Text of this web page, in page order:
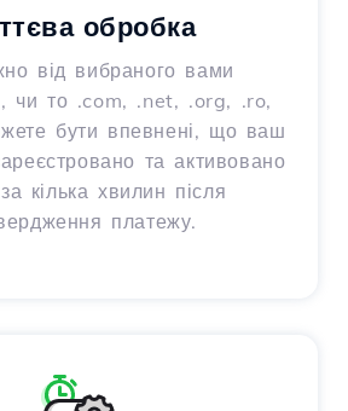
обробка
від вибраного вами
чи то .com, .net, .org, .ro,
бути впевнені, що ваш
та активовано
кілька хвилин після
платежу.